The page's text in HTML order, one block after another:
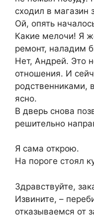
сходил в магазин
Ой, опять
Какие мелочи! Я
ремонт, наладим
Нет, Андрей. Это
отношения. И
родственниками,
ясно.
В дверь снова
решительно
Я сама открою.
На пороге стоял
Здравствуйте,
Извините, –
отказываемся от